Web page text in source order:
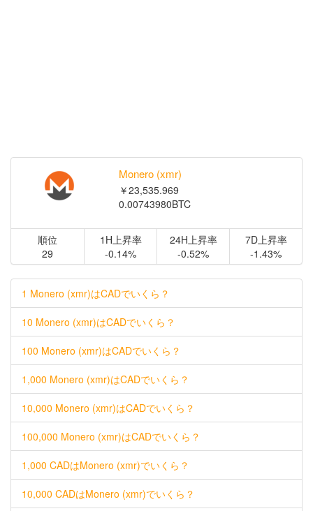
Monero (xmr)
￥23,535.969
0.00743980BTC
順位
29
1H上昇率
-0.14%
24H上昇率
-0.52%
7D上昇率
-1.43%
1 Monero (xmr)はCADでいくら？
10 Monero (xmr)はCADでいくら？
100 Monero (xmr)はCADでいくら？
1,000 Monero (xmr)はCADでいくら？
10,000 Monero (xmr)はCADでいくら？
100,000 Monero (xmr)はCADでいくら？
1,000 CADはMonero (xmr)でいくら？
10,000 CADはMonero (xmr)でいくら？